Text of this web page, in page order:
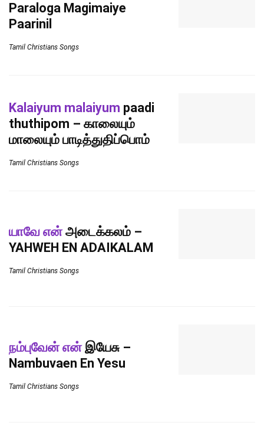
Paraloga Magimaiye
Paarinil
Tamil Christians Songs
Kalaiyum malaiyum paadi
thuthipom – காலையும்
மாலையும் பாடித்துதிப்பொம்
Tamil Christians Songs
யாவே என்அடைக்கலம் –
YAHWEH EN ADAIKALAM
Tamil Christians Songs
நம்புவேன் என்இயேசு –
Nambuvaen En Yesu
Tamil Christians Songs